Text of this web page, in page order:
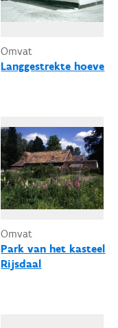
Omvat
Langgestrekte hoeve
Omvat
Park van het kasteel
Rijsdaal